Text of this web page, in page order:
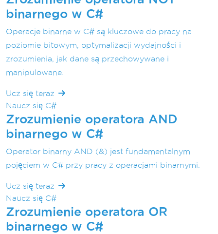
binarnego w C#
Operacje binarne w C# są kluczowe do pracy na
poziomie bitowym, optymalizacji wydajności i
zrozumienia, jak dane są przechowywane i
manipulowane.
Ucz się teraz
Naucz się C#
Zrozumienie operatora AND
binarnego w C#
Operator binarny AND (&) jest fundamentalnym
pojęciem w C# przy pracy z operacjami binarnymi.
Ucz się teraz
Naucz się C#
Zrozumienie operatora OR
binarnego w C#